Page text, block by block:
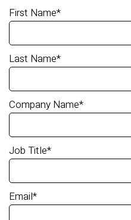
First Name*
Last Name*
Company Name*
Job Title*
Email*